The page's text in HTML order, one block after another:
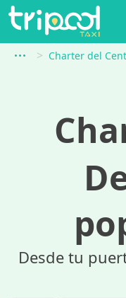
Charter del
Desde tu